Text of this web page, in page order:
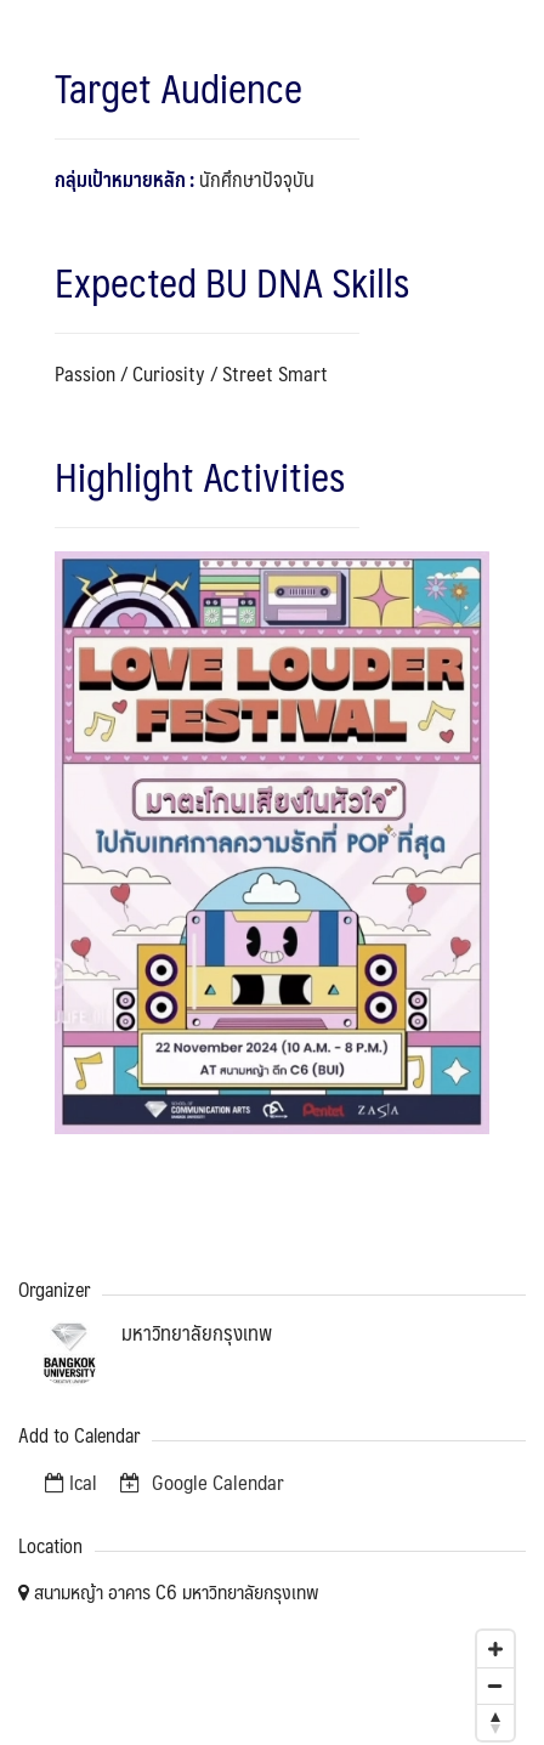
Search
Target Audience
กลุ่มเป้าหมายหลัก :นักศึกษาปัจจุบัน
Expected BU DNA Skills
Passion / Curiosity / Street Smart
Highlight Activities
Organizer
มหาวิทยาลัยกรุงเทพ
Add to Calendar
Ical Google Calendar
Location
สนามหญ้า อาคาร C6 มหาวิทยาลัยกรุงเทพ